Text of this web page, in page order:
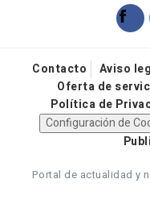
Contacto Aviso
Oferta de
Política de
Configuración de
Portal de actualidad y